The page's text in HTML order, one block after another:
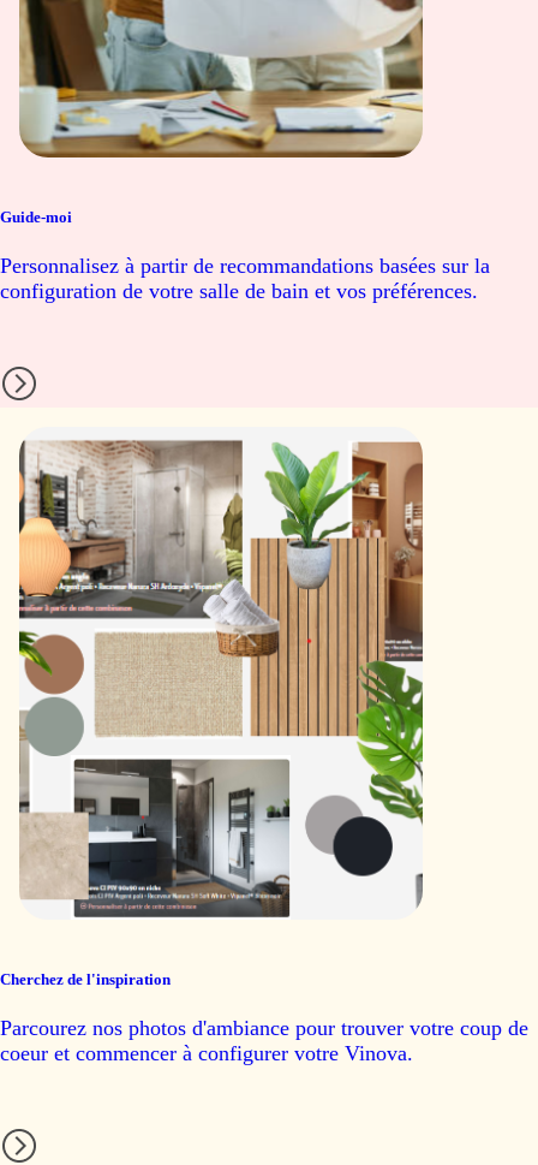
Guide-moi
Personnalisez à partir de recommandations basées sur la
configuration de votre salle de bain et vos préférences.
Cherchez de l'inspiration
Parcourez nos photos d'ambiance pour trouver votre coup de
coeur et commencer à configurer votre Vinova.